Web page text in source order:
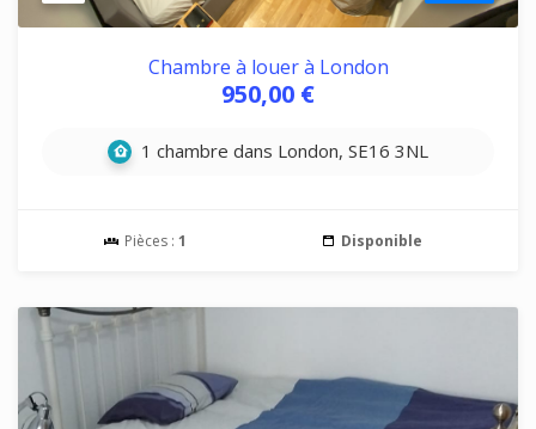
Chambre à louer à London
950,00 €
1 chambre dans London, SE16 3NL
Pièces : 1 Disponible